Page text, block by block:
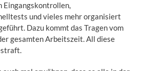
Eingangskontrollen,
und vieles mehr organisiert
Dazu kommt das Tragen vom
gesamten Arbeitszeit. All diese